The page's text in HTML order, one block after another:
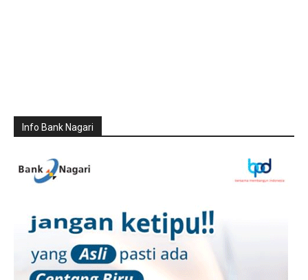
Info Bank Nagari